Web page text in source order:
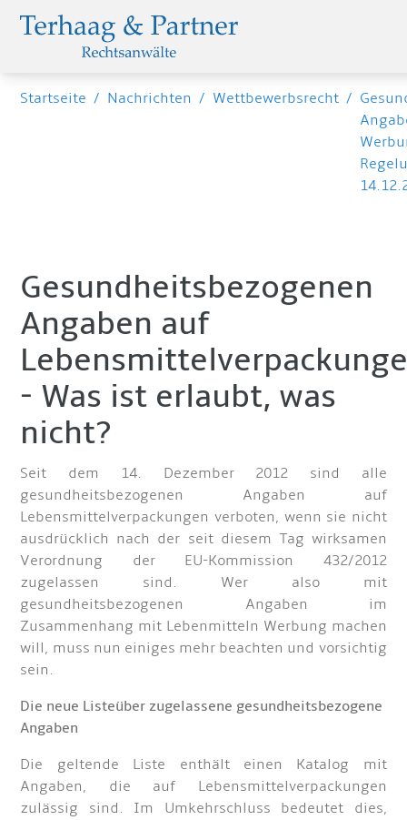
Startseite / Nachrichten / Wettbewerbsrecht /
Gesundheitsbezogenen
Angaben auf
- Was ist erlaubt, was
nicht?
Seit dem 14. Dezember 2012 sind alle
gesundheitsbezogenen Angaben auf
Lebensmittelverpackungen verboten, wenn sie nicht
ausdrücklich nach der seit diesem Tag wirksamen
Verordnung der EU-Kommission 432/2012
zugelassen sind. Wer also mit
gesundheitsbezogenen Angaben im
Zusammenhang mit Lebenmitteln Werbung machen
will, muss nun einiges mehr beachten und vorsichtig
sein.
Die neue Listeüber zugelassene gesundheitsbezogene
Angaben
Die geltende Liste enthält einen Katalog mit
Angaben, die auf Lebensmittelverpackungen
zulässig sind. Im Umkehrschluss bedeutet dies,